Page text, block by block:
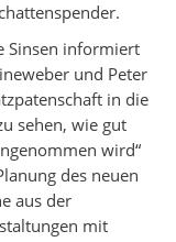
Sinsen informiert
und Peter
in die
sehen, wie gut
wird“
des neuen
aus der
mit